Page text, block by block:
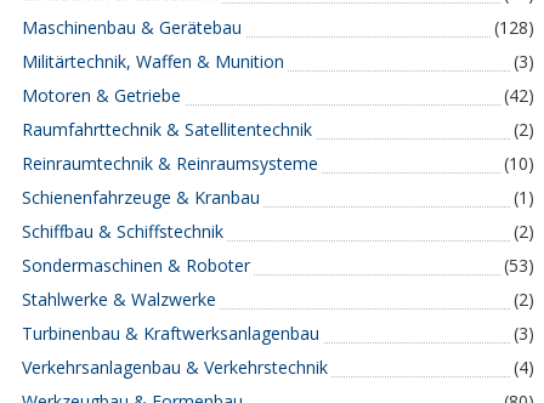
Maschinenbau & Gerätebau
(128)
Militärtechnik, Waffen & Munition
(3)
Motoren & Getriebe
(42)
Raumfahrttechnik & Satellitentechnik
(2)
Reinraumtechnik & Reinraumsysteme
(10)
Schienenfahrzeuge & Kranbau
(1)
Schiffbau & Schiffstechnik
(2)
Sondermaschinen & Roboter
(53)
Stahlwerke & Walzwerke
(2)
Turbinenbau & Kraftwerksanlagenbau
(3)
Verkehrsanlagenbau & Verkehrstechnik
(4)